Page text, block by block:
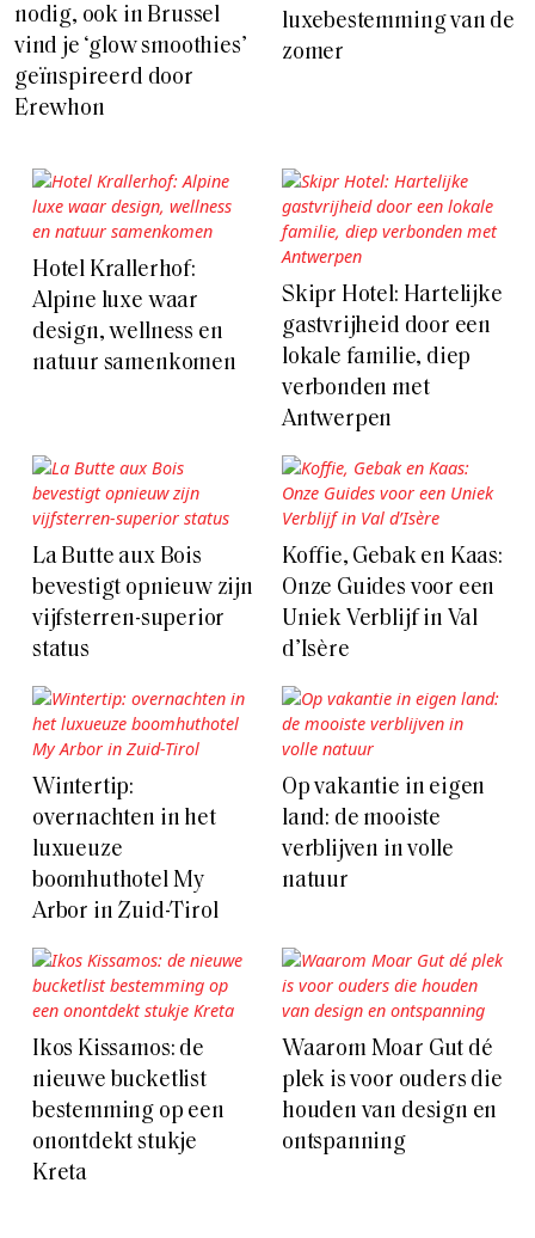
nodig, ook in Brussel
vind je ‘glow smoothies’
geïnspireerd door
Erewhon
luxebestemming van de
zomer
Hotel Krallerhof:
Alpine luxe waar
design, wellness en
natuur samenkomen
Skipr Hotel: Hartelijke
gastvrijheid door een
lokale familie, diep
verbonden met
Antwerpen
La Butte aux Bois
bevestigt opnieuw zijn
vijfsterren-superior
status
Koffie, Gebak en Kaas:
Onze Guides voor een
Uniek Verblijf in Val
d’Isère
Wintertip:
overnachten in het
luxueuze
boomhuthotel My
Arbor in Zuid-Tirol
Op vakantie in eigen
land: de mooiste
verblijven in volle
natuur
Ikos Kissamos: de
nieuwe bucketlist
bestemming op een
onontdekt stukje
Kreta
Waarom Moar Gut dé
plek is voor ouders die
houden van design en
ontspanning